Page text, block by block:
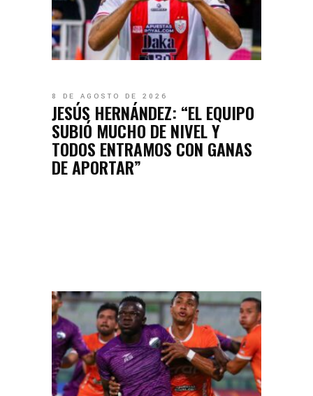
8 DE AGOSTO DE 2026
JESÚS HERNÁNDEZ: “EL EQUIPO
SUBIÓ MUCHO DE NIVEL Y
TODOS ENTRAMOS CON GANAS
DE APORTAR”